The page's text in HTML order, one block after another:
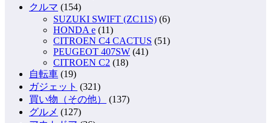
クルマ (154)
SUZUKI SWIFT (ZC11S) (6)
HONDA e (11)
CITROEN C4 CACTUS (51)
PEUGEOT 407SW (41)
CITROEN C2 (18)
自転車 (19)
ガジェット (321)
買い物（その他）
(137)
グルメ (127)